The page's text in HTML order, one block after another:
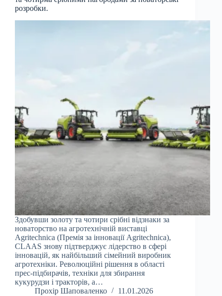
розробки.
Здобувши золоту та чотири срібні відзнаки за
новаторство на агротехнічній виставці
Agritechnica (Премія за інновації Agritechnica),
CLAAS знову підтверджує лідерство в сфері
інновацій, як найбільший сімейний виробник
агротехніки. Революційні рішення в області
прес-підбирачів, техніки для збирання
кукурудзи і тракторів, а…
Прохір Шаповаленко
11.01.2026